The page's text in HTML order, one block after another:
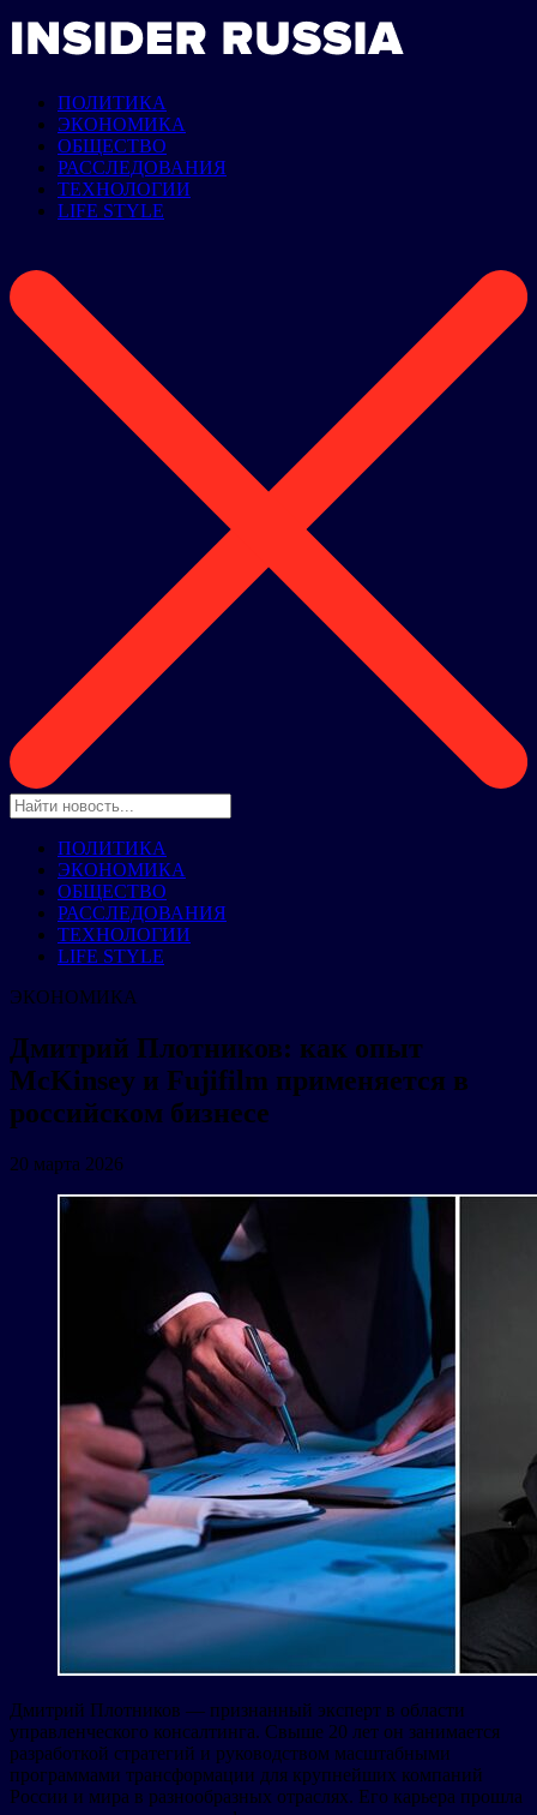
ПОЛИТИКА
ЭКОНОМИКА
ОБЩЕСТВО
РАССЛЕДОВАНИЯ
ТЕХНОЛОГИИ
LIFE STYLE
ПОЛИТИКА
ЭКОНОМИКА
ОБЩЕСТВО
РАССЛЕДОВАНИЯ
ТЕХНОЛОГИИ
LIFE STYLE
ЭКОНОМИКА
Дмитрий Плотников: как опыт
McKinsey и Fujifilm применяется в
российском бизнесе
20 марта 2026
Дмитрий Плотников — признанный эксперт в области
управленческого консалтинга. Свыше 20 лет он занимается
разработкой стратегий и руководством масштабными
программами трансформации для крупнейших компаний
России и мира в разнообразных отраслях. Его карьера прошла